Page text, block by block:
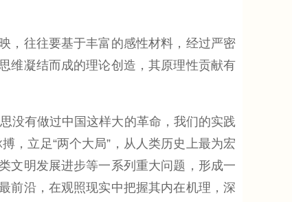
往往要基于丰富的感性材料，经过严密
维凝结而成的理论创造，其原理性贡献有
有做过中国这样大的革命，我们的实践
，立足“两个大局”，从人类历史上最为宏
文明发展进步等一系列重大问题，形成一
前沿，在观照现实中把握其内在机理，深